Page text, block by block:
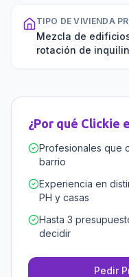
TIPO DE VIVIENDA
Mezcla de
rotación de
¿Por qué Clickie
Profesionales que
barrio
Experiencia en
PH y casas
Hasta 3
decidir
Pedir